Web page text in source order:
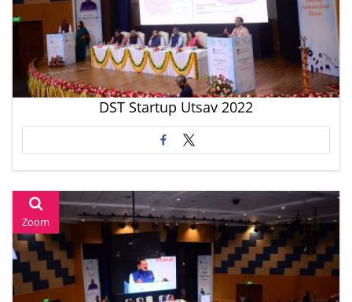
DST Startup Utsav 2022
Zoom